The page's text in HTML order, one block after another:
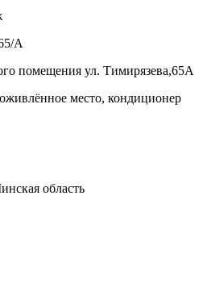
А
помещения ул. Тимирязева,65А
место, кондиционер
область